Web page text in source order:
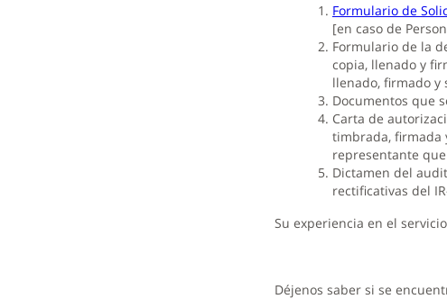
Formulario de
[en caso de
Formulario de la
copia, llenado y
llenado, firmado y
Documentos que
Carta de
timbrada, firmada
representante
Dictamen del
rectificativas del
Su experiencia en el
Déjenos saber si se